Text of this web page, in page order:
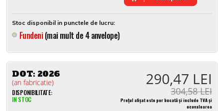
Stoc disponibil in punctele de lucru:
Fundeni(mai mult de 4 anvelope)
DOT: 2026
(an fabricatie)
DISPONIBILITATE:
IN STOC
290,47 LEI
304,58 LEI
Prețul afișat este per bucată și include TVA și
ecovaloarea